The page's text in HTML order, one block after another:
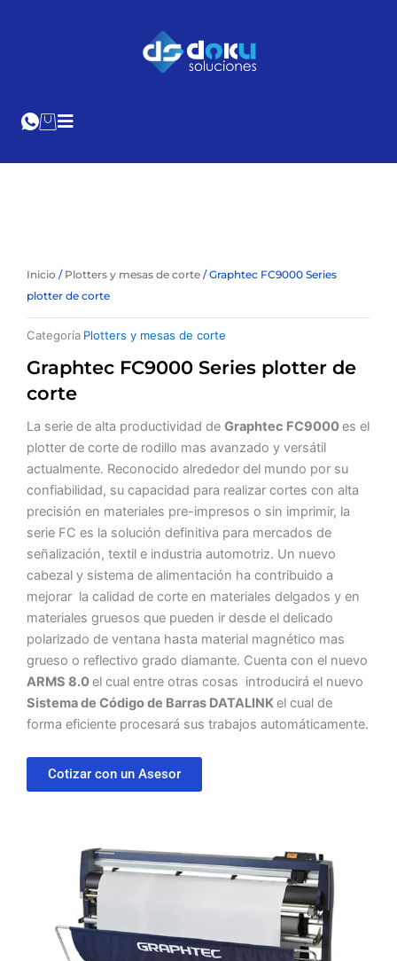
Inicio / Plotters y mesas de corte / Graphtec FC9000 Series
plotter de corte
Categoría Plotters y mesas de corte
Graphtec FC9000 Series plotter de
corte
La serie de alta productividad de Graphtec FC9000es el
plotter de corte de rodillo mas avanzado y versátil
actualmente. Reconocido alrededor del mundo por su
confiabilidad, su capacidad para realizar cortes con alta
precisión en materiales pre-impresos o sin imprimir, la
serie FC es la solución definitiva para mercados de
señalización, textil e industria automotriz. Un nuevo
cabezal y sistema de alimentación ha contribuido a
mejorar la calidad de corte en materiales delgados y en
materiales gruesos que pueden ir desde el delicado
polarizado de ventana hasta material magnético mas
grueso o reflectivo grado diamante. Cuenta con el nuevo
ARMS 8.0el cual entre otras cosas introducirá el nuevo
Sistema de Código de Barras DATALINKel cual de
forma eficiente procesará sus trabajos automáticamente.
Cotizar con un Asesor